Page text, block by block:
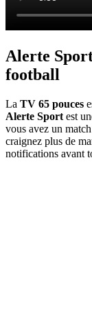
Alerte
football
La TV 65 pouces
Alerte Sport est
vous avez un
craignez plus de
notifications avant